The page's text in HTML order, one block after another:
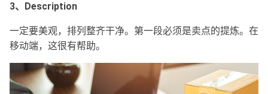
3、Description
一定要美观，排列整齐干净。第一段必须是卖点的提炼。在
移动端，这很有帮助。